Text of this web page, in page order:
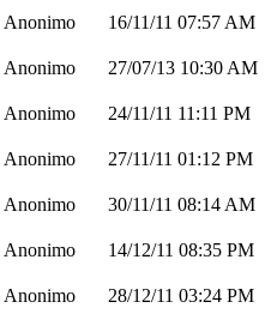
Anonimo 16/11/11 07:57 AM
Anonimo 27/07/13 10:30 AM
Anonimo 24/11/11 11:11 PM
Anonimo 27/11/11 01:12 PM
Anonimo 30/11/11 08:14 AM
Anonimo 14/12/11 08:35 PM
Anonimo 28/12/11 03:24 PM